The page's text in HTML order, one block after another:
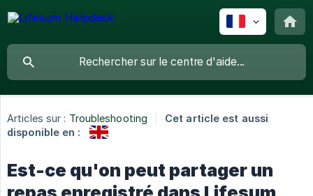
Articles sur : Troubleshooting
Cet article est aussi
disponible en :
Est-ce qu'on peut partager un